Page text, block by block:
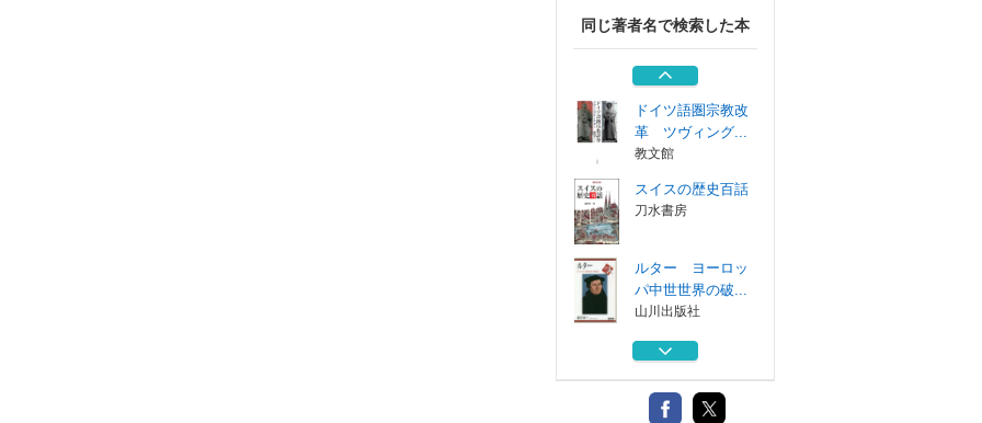
同じ著者名で検索した本
未知との遭遇スイ
スと日本 １６...
彩流社
ドイツ語圏宗教改
革 ツヴィング...
教文館
スイスの歴史百話
刀水書房
ルター ヨーロッ
パ中世世界の破...
山川出版社
十字軍の歴史